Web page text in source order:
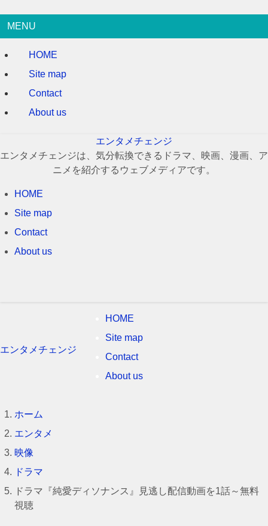
MENU
HOME
Site map
Contact
About us
エンタメチェンジ
エンタメチェンジは、気分転換できるドラマ、映画、漫画、ア
ニメを紹介するウェブメディアです。
HOME
Site map
Contact
About us
エンタメチェンジ
HOME
Site map
Contact
About us
ホーム
エンタメ
映像
ドラマ
ドラマ『純愛ディソナンス』見逃し配信動画を1話～無料
視聴